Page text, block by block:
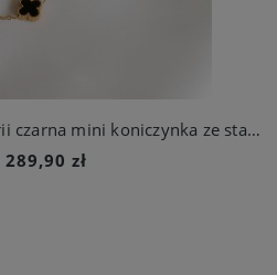
Komplet złotej biżuterii czarna mini koniczynka ze stali chirurgicznej
289,90 zł